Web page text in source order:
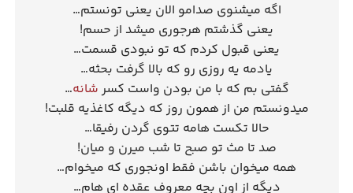
اگه میشنوی صدامو الان یعنی تونستم…
یعنی گذشتم هرجوری میشد از حسم!
یعنی قبول کردم که تو نبودی قسمت…
یادمه یه روزی رو که بالا گرفت بحثه…
گفتی بم که با من بودن واست کسر شانه…
میدونستم من از همون روز که دیگه کاغذیه قلبت!
حالا تکست هامه تتوی گردن رفیقا…
صد تا مث تو صبح تا شب میرن و میان!
همه میخوان باشن فقط اونجوری که میخوام…
دیگه از اون بچه معروف عقده ای هام…